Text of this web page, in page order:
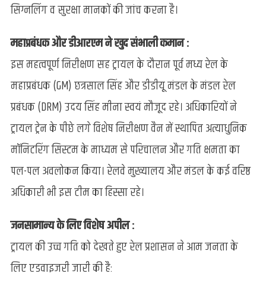
सिग्नलिंग व सुरक्षा मानकों की जांच करना है।
महाप्रबंधक और डीआरएम ने खुद संभाली कमान :
इस महत्वपूर्ण निरीक्षण सह ट्रायल के दौरान पूर्व मध्य रेल के
महाप्रबंधक (GM) छत्रसाल सिंह और डीडीयू मंडल के मंडल रेल
प्रबंधक (DRM) उदय सिंह मीना स्वयं मौजूद रहे। अधिकारियों ने
ट्रायल ट्रेन के पीछे लगे विशेष निरीक्षण वैन में स्थापित अत्याधुनिक
मॉनिटरिंग सिस्टम के माध्यम से परिचालन और गति क्षमता का
पल-पल अवलोकन किया। रेलवे मुख्यालय और मंडल के कई वरिष्ठ
अधिकारी भी इस टीम का हिस्सा रहे।
जनसामान्य के लिए विशेष अपील :
ट्रायल की उच्च गति को देखते हुए रेल प्रशासन ने आम जनता के
लिए एडवाइजरी जारी की है: